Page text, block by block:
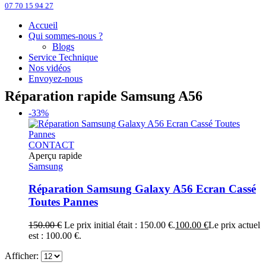
07 70 15 94 27
Accueil
Qui sommes-nous ?
Blogs
Service Technique
Nos vidéos
Envoyez-nous
Réparation rapide Samsung A56
-33%
CONTACT
Aperçu rapide
Samsung
Réparation Samsung Galaxy A56 Ecran Cassé
Toutes Pannes
150.00€ Le prix initial était : 150.00 €.100.00 €Le prix actuel
est : 100.00 €.
Afficher: